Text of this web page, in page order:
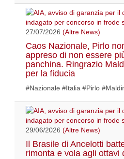
27/07/2026 (Altre News)
Caos Nazionale, Pirlo
appreso di non essere
panchina. Ringrazio
per la fiducia
#Nazionale #Italia #Pirlo
29/06/2026 (Altre News)
Il Brasile di Ancelotti
rimonta e vola agli ottavi